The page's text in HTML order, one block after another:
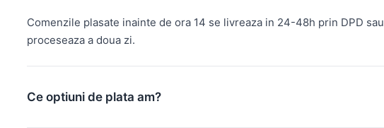
Comenzile plasate inainte de ora 14 se livreaza in 24-48h prin DPD
proceseaza a doua zi.
Ce optiuni de plata am?